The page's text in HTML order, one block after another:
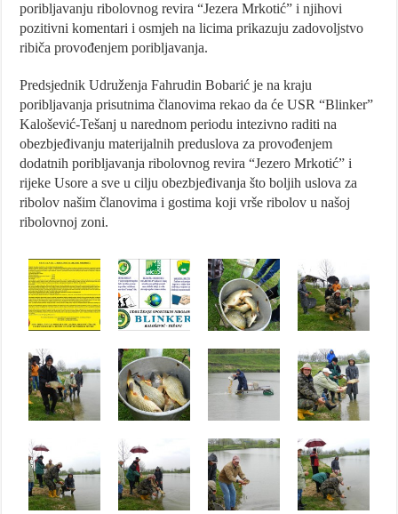
poribljavanju ribolovnog revira “Jezera Mrkotić” i njihovi
pozitivni komentari i osmjeh na licima prikazuju zadovoljstvo
ribiča provođenjem poribljavanja.
Predsjednik Udruženja Fahrudin Bobarić je na kraju
poribljavanja prisutnima članovima rekao da će USR “Blinker”
Kalošević-Tešanj u narednom periodu intezivno raditi na
obezbjeđivanju materijalnih preduslova za provođenjem
dodatnih poribljavanja ribolovnog revira “Jezero Mrkotić” i
rijeke Usore a sve u cilju obezbjeđivanja što boljih uslova za
ribolov našim članovima i gostima koji vrše ribolov u našoj
ribolovnoj zoni.